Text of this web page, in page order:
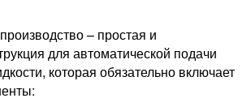
– простая и
для автоматической подачи
которая обязательно включает